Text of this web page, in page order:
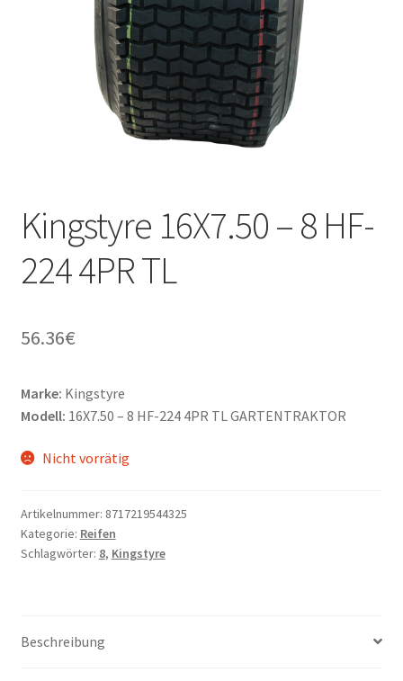
Kingstyre 16X7.50 – 8 HF-
224 4PR TL
56.36€
Marke: Kingstyre
Modell: 16X7.50 – 8 HF-224 4PR TL GARTENTRAKTOR
Nicht vorrätig
Artikelnummer: 8717219544325
Kategorie: Reifen
Schlagwörter: 8, Kingstyre
Beschreibung